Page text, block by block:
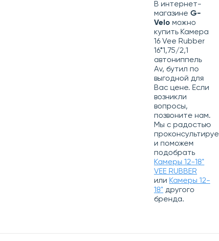
В интернет-
магазине G-
Velo можно
купить Камера
16 Vee Rubber
16*1,75/2,1
автониппель
Av, бутил по
выгодной для
Вас цене. Если
возникли
вопросы,
позвоните нам.
Мы с радостью
и поможем
подобрать
Камеры 12-18"
VEE RUBBER
или Камеры 12-
18" другого
бренда.